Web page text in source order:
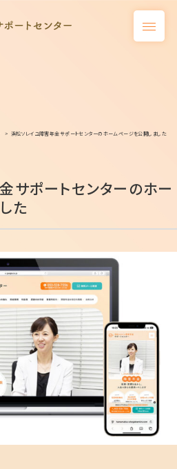
浜松ソレイユ障害年金サポートセンターのホームページを公開しました
サポートセンターのホー
た